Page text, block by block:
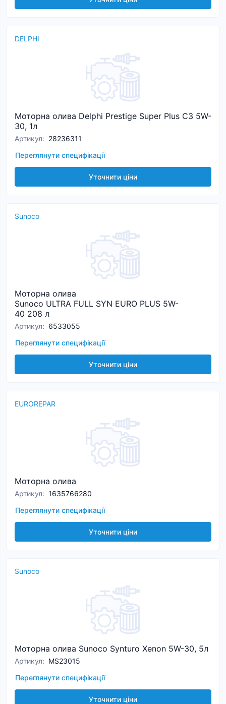
DELPHI
Моторна олива Delphi Prestige Super Plus C3 5W-
30, 1л
Артикул: 28236311
Переглянути специфікації
Уточнити ціни
Sunoco
Моторна олива
Sunoco ULTRA FULL SYN EURO PLUS 5W-
40 208 л
Артикул: 6533055
Переглянути специфікації
Уточнити ціни
EUROREPAR
Моторна олива
Артикул: 1635766280
Переглянути специфікації
Уточнити ціни
Sunoco
Моторна олива Sunoco Synturo Xenon 5W-30, 5л
Артикул: MS23015
Переглянути специфікації
Уточнити ціни